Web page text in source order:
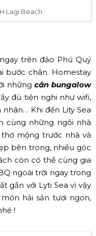
Lagi Beach
trên đảo Phú Quý
bước chân. Homestay
nhữngcăn bungalow
đủ tiện nghi như wifi,
Khi đến Lity Sea
cùng những ngôi nhà
mộng trước nhà và
bên trong, nhiều góc
còn có thể cùng gia
ngoài trời ngay trong
gần với Lyti Sea vì vậy
hải sản tươi ngon,
!